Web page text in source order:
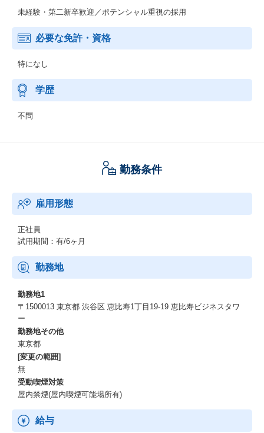
未経験・第二新卒歓迎／ポテンシャル重視の採用
必要な免許・資格
特になし
学歴
不問
勤務条件
雇用形態
正社員
試用期間：有/6ヶ月
勤務地
勤務地1
〒1500013 東京都 渋谷区 恵比寿1丁目19-19 恵比寿ビジネスタワ
ー
勤務地その他
東京都
[変更の範囲]
無
受動喫煙対策
屋内禁煙(屋内喫煙可能場所有)
給与